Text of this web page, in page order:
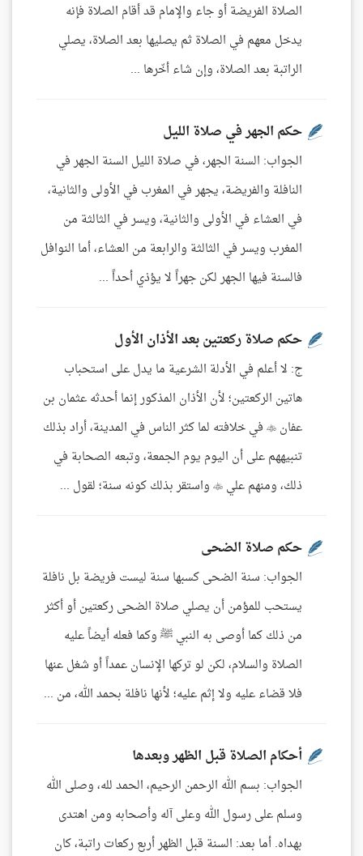
الصلاة الفريضة أو جاء والإمام قد أقام الصلاة فإنه
يدخل معهم في الصلاة ثم يصليها بعد الصلاة، يصلي
الراتبة بعد الصلاة، وإن شاء أخّرها ...
حكم الجهر في صلاة الليل
الجواب: السنة الجهر، في صلاة الليل السنة الجهر في
النافلة والفريضة، يجهر في المغرب في الأولى والثانية،
في العشاء في الأولى والثانية، ويسر في الثالثة من
المغرب ويسر في الثالثة والرابعة من العشاء، أما النوافل
فالسنة فيها الجهر لكن جهراً لا يؤذي أحداً ...
حكم صلاة ركعتين بعد الأذان الأول
ج: لا أعلم في الأدلة الشرعية ما يدل على استحباب
هاتين الركعتين؛ لأن الأذان المذكور إنما أحدثه عثمان بن
عفان  في خلافته لما كثر الناس في المدينة، أراد بذلك
تنبيههم على أن اليوم يوم الجمعة، وتبعه الصحابة في
ذلك، ومنهم علي  واستقر بذلك كونه سنة؛ لقول ...
حكم صلاة الضحى
الجواب: سنة الضحى كسبها سنة ليست فريضة بل نافلة
يستحب للمؤمن أن يصلي صلاة الضحى ركعتين أو أكثر
من ذلك كما أوصى به النبي ﷺ وكما فعله أيضاً عليه
الصلاة والسلام، لكن لو تركها الإنسان عمداً أو شغل عنها
فلا قضاء عليه ولا إثم عليه؛ لأنها نافلة بحمد الله، من ...
أحكام الصلاة قبل الظهر وبعدها
الجواب: بسم الله الرحمن الرحيم، الحمد لله، وصلى الله
وسلم على رسول الله وعلى آله وأصحابه ومن اهتدى
بهداه. أما بعد: السنة قبل الظهر أربع ركعات راتبة، كان